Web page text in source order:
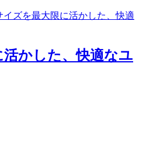
かした、快適なユ